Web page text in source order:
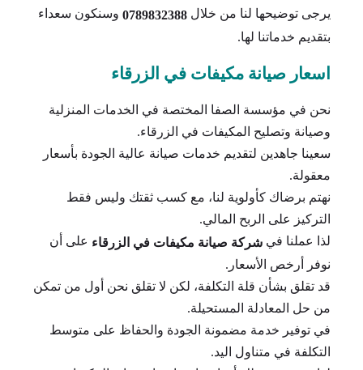
يرجى توضيحها لنا من خلال 0789832388 وسنكون سعداء
بتقديم خدماتنا لها.
اسعار صيانة مكيفات في الزرقاء
نحن في مؤسسة الصفا المختصة في الخدمات المنزلية
وصيانة وتصليح المكيفات في الزرقاء.
سعينا جاهدين لتقديم خدمات صيانة عالية الجودة بأسعار
معقولة.
نهتم برضاك كأولوية لنا، مع كسب ثقتك وليس فقط
التركيز على الربح المالي.
لذا عملنا في شركة صيانة مكيفات في الزرقاء على أن
نوفر أرخص الأسعار.
قد تقلق بشأن قلة التكلفة، لكن لا تقلق نحن أول من تمكن
من حل المعادلة المستحيلة.
في توفير خدمة مضمونة الجودة والحفاظ على متوسط
التكلفة في متناول اليد.